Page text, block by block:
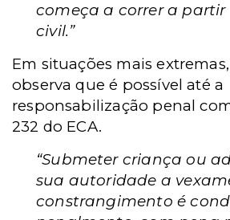
começa a correr a
civil.”
Em situações mais
observa que é possível até a
responsabilização penal
232 do ECA.
“Submeter criança ou
sua autoridade a
constrangimento é